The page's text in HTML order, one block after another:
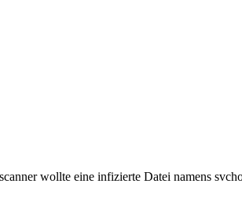
wollte eine infizierte Datei namens